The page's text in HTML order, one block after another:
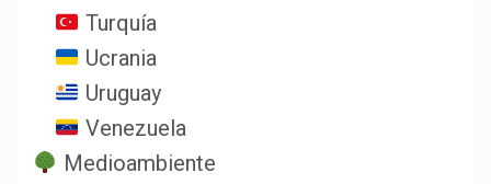
Turquía
Ucrania
Uruguay
Venezuela
Medioambiente